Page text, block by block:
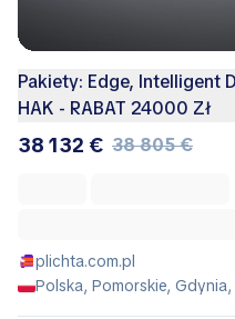
Pakiety: Edge, Intelligent
HAK - RABAT 24000 Zł
38 132 € 38 805 €
plichta.com.pl
Polska, Pomorskie,